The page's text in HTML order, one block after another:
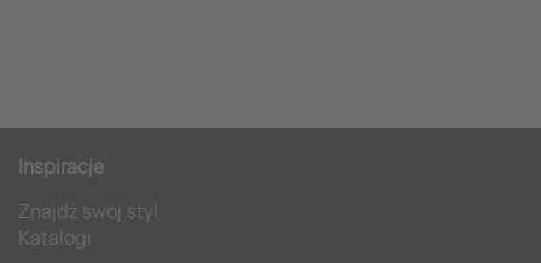
Inspiracje
Znajdź swój styl
Katalogi